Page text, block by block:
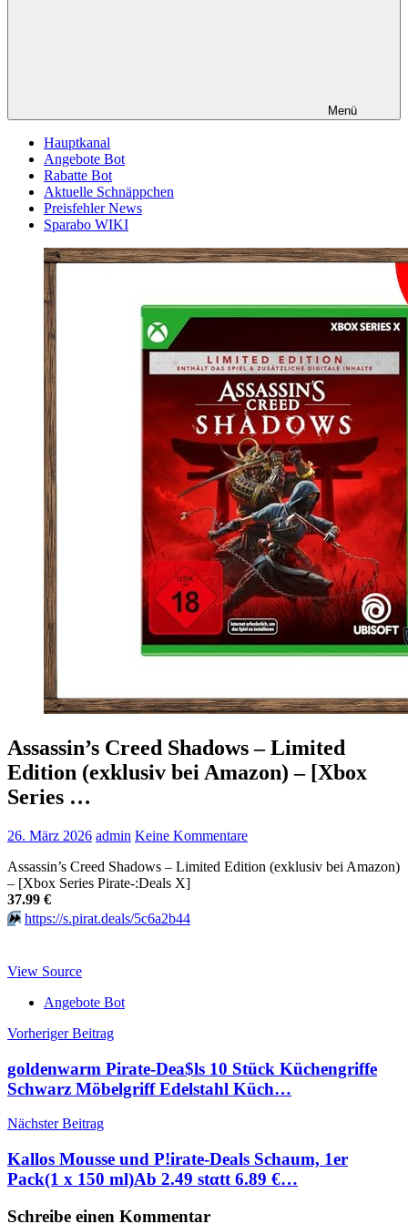
Menü
Hauptkanal
Angebote Bot
Rabatte Bot
Aktuelle Schnäppchen
Preisfehler News
Sparabo WIKI
Assassin’s Creed Shadows – Limited
Edition (exklusiv bei Amazon) – [Xbox
Series …
26. März 2026 admin Keine Kommentare
Assassin’s Creed Shadows – Limited Edition (exklusiv bei Amazon)
– [Xbox Series Pirate-:Deals X]
37.99 €
⏩️ https://s.pirat.deals/5c6a2b44
View Source
Angebote Bot
Beitragsnavigation
Vorheriger Beitrag
goldenwarm Pirate-Dea$ls 10 Stück Küchengriffe
Schwarz Möbelgriff Edelstahl Küch…
Nächster Beitrag
Kallos Mousse und P!irate-Deals Schaum, 1er
Pack(1 x 150 ml)Аb 2.49 stαtt 6.89 €…
Schreibe einen Kommentar